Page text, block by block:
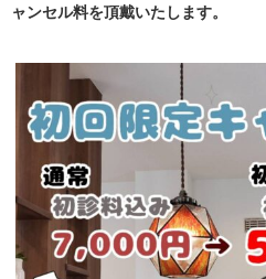
ャンセル料を頂戴いたします。